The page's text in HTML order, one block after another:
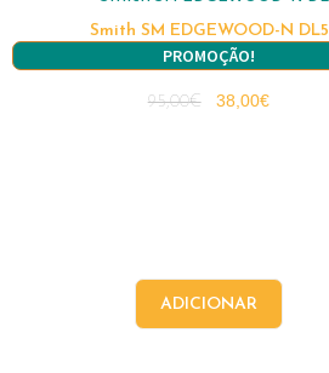
Smith SM EDGEWOOD-N DL5
PROMOÇÃO!
95,00€ 38,00€
ADICIONAR